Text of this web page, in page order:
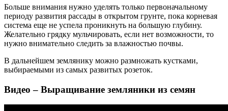
Больше внимания нужно уделять только первоначальному
периоду развития рассады в открытом грунте, пока корневая
система еще не успела проникнуть на большую глубину.
Желательно грядку мульчировать, если нет возможности, то
нужно внимательно следить за влажностью почвы.
В дальнейшем землянику можно размножать кустками,
выбираемыми из самых развитых розеток.
Видео – Выращивание земляники из семян